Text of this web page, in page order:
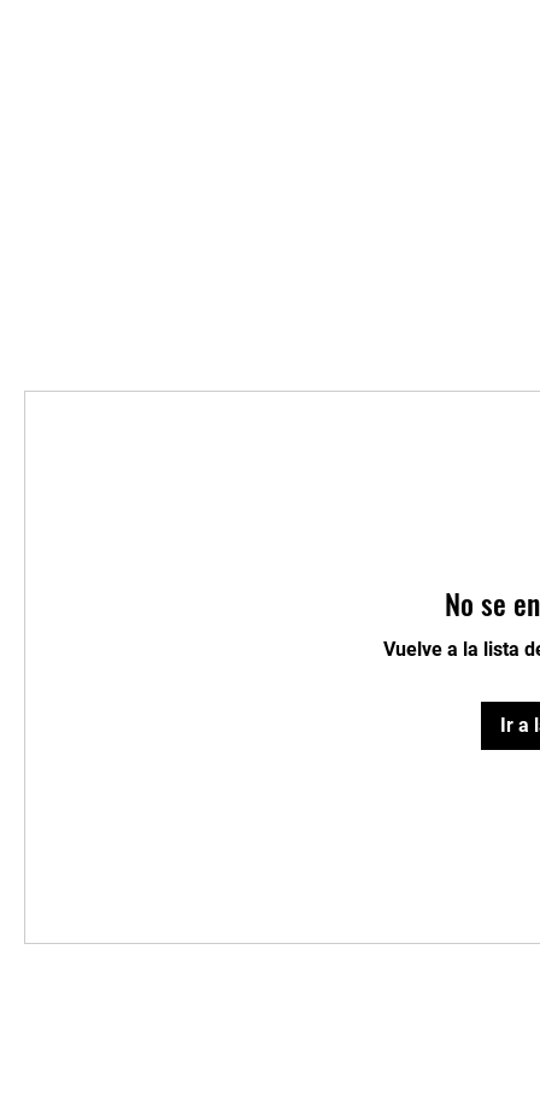
No se
Vuelve a la lista
Ir a